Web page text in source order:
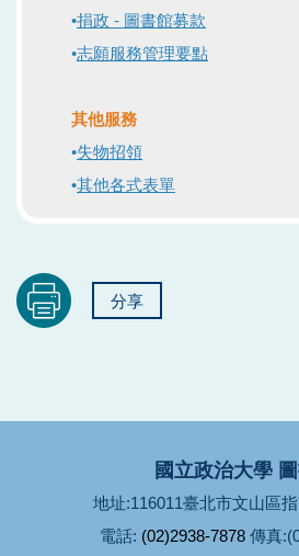
•捐政 - 圖書館募款
•志願服務管理要點
其他服務
•失物招領
•其他各式表單
分享
國立政治大學
地址:116011臺北市文山區
電話: (02)2938-7878 傳真